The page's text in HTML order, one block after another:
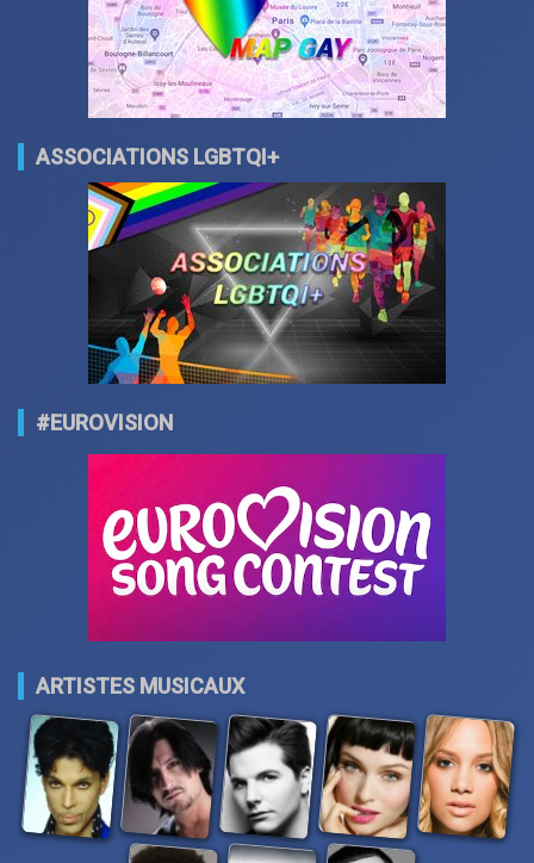
ASSOCIATIONS LGBTQI+
#EUROVISION
ARTISTES MUSICAUX